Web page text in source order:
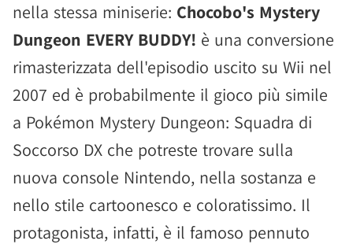
nella stessa miniserie: Chocobo's Mystery
Dungeon EVERY BUDDY! è una conversione
rimasterizzata dell'episodio uscito su Wii nel
2007 ed è probabilmente il gioco più simile
a Pokémon Mystery Dungeon: Squadra di
Soccorso DX che potreste trovare sulla
nuova console Nintendo, nella sostanza e
nello stile cartoonesco e coloratissimo. Il
protagonista, infatti, è il famoso pennuto